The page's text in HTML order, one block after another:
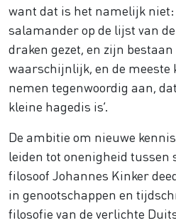
want dat is het namelijk niet:
salamander op de lijst van
draken gezet, en zijn
waarschijnlijk, en de meeste
nemen tegenwoordig aan,
kleine hagedis is’.
De ambitie om nieuwe
leiden tot onenigheid tussen
filosoof Johannes Kinker
in genootschappen en
filosofie van de verlichte